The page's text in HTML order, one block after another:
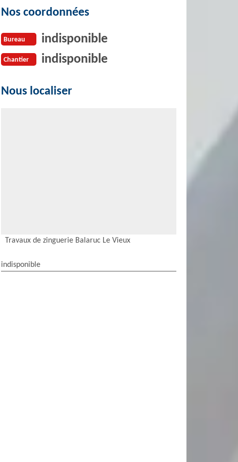
Nos coordonnées
Bureau indisponible
Chantier indisponible
Nous localiser
Travaux de zinguerie Balaruc Le Vieux
indisponible